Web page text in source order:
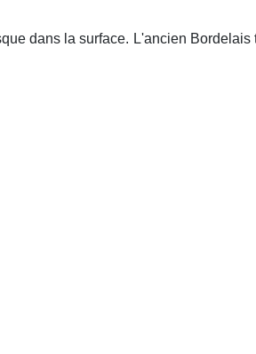
dans la surface. L'ancien Bordelais